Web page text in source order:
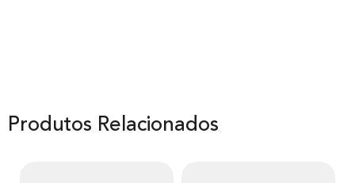
Produtos Relacionados